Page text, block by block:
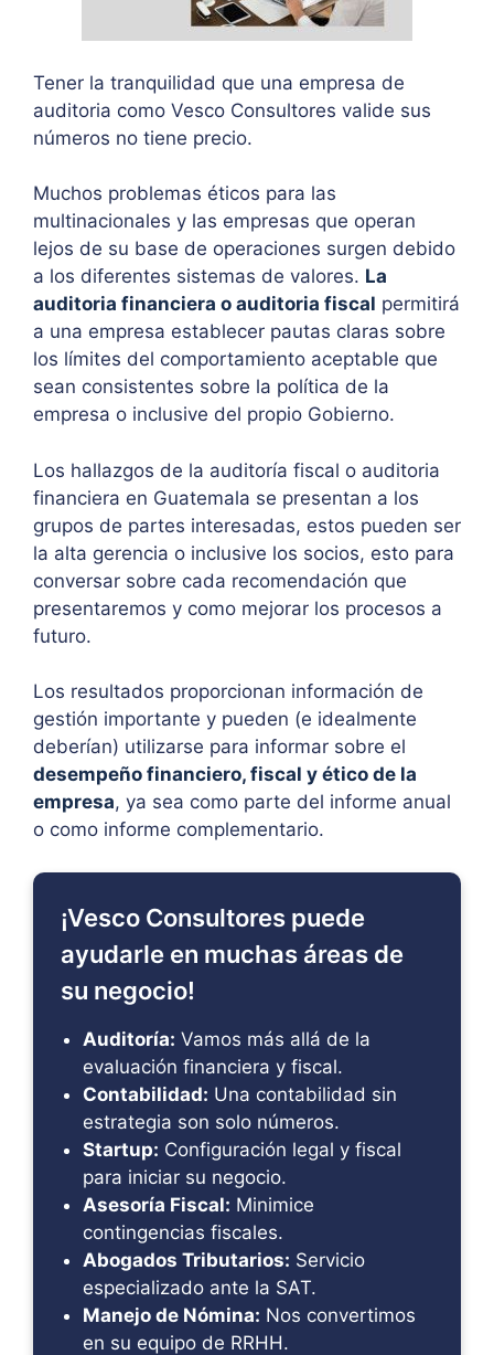
Tener la tranquilidad que una empresa de
auditoria como Vesco Consultores valide sus
números no tiene precio.
Muchos problemas éticos para las
multinacionales y las empresas que operan
lejos de su base de operaciones surgen debido
a los diferentes sistemas de valores. La
auditoria financiera o auditoria fiscal permitirá
a una empresa establecer pautas claras sobre
los límites del comportamiento aceptable que
sean consistentes sobre la política de la
empresa o inclusive del propio Gobierno.
Los hallazgos de la auditoría fiscal o auditoria
financiera en Guatemala se presentan a los
grupos de partes interesadas, estos pueden ser
la alta gerencia o inclusive los socios, esto para
conversar sobre cada recomendación que
presentaremos y como mejorar los procesos a
futuro.
Los resultados proporcionan información de
gestión importante y pueden (e idealmente
deberían) utilizarse para informar sobre el
desempeño financiero, fiscal y ético de la
empresa, ya sea como parte del informe anual
o como informe complementario.
¡Vesco Consultores puede
ayudarle en muchas áreas de
su negocio!
Auditoría: Vamos más allá de la
evaluación financiera y fiscal.
Contabilidad: Una contabilidad sin
estrategia son solo números.
Startup: Configuración legal y fiscal
para iniciar su negocio.
Asesoría Fiscal: Minimice
contingencias fiscales.
Abogados Tributarios: Servicio
especializado ante la SAT.
Manejo de Nómina: Nos convertimos
en su equipo de RRHH.